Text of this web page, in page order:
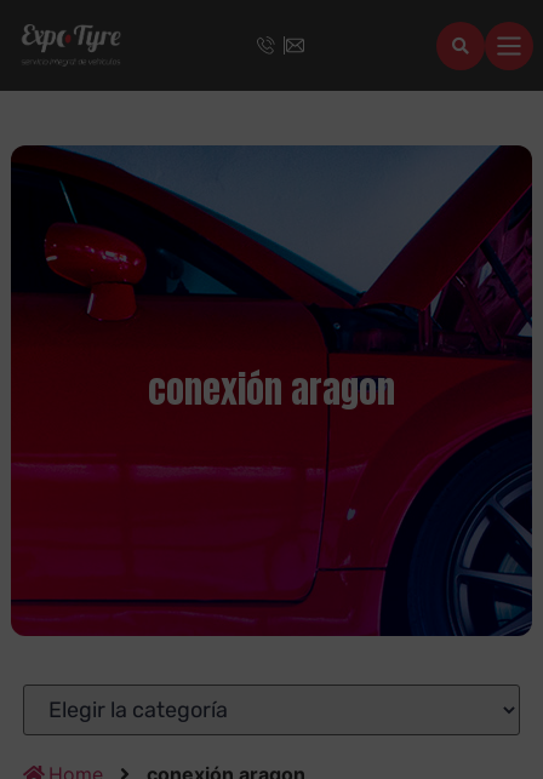
conexión aragon
Home conexión aragon